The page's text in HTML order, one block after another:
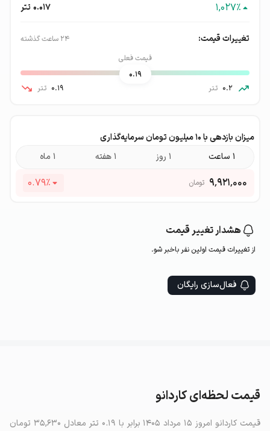
٪1,027
0.017 تتر
تغییرات قیمت:
۲۴ ساعت گذشته
قیمت فعلی
0.19
0.2 تتر 0.19 تتر
میزان بازدهی با ۱۰ میلیون تومان سرمایه‌گذاری
۱ ساعت
۱ روز ۱ هفته ۱ ماه
۹٬۹۲۱٬۰۰۰ تومان ٪0.79
هشدار تغییر قیمت
از تغییرات قیمت اولین‌ نفر باخبر شو.
فعال‌سازی رایگان
قیمت لحظه‌ای کاردانو
قیمت کاردانو امروز ۱۵ مرداد ۱۴۰۵ برابر با ۰.۱۹ تتر معادل ۳۵,۶۳۰ تومان